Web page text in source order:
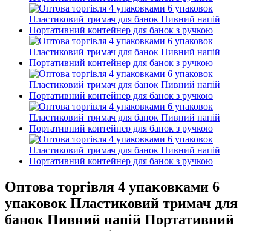
Оптова торгівля 4 упаковками 6
упаковок Пластиковий тримач для
банок Пивний напій Портативний